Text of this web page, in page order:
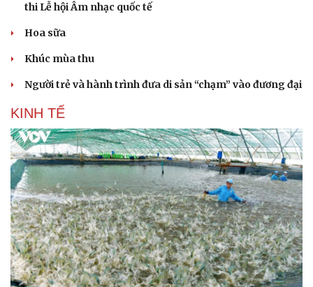
Văn hóa
Sân khấu - Điện ảnh
Văn học
Âm nhạc
Giải trí
Nghệ sĩ
Thời trang
Sao Việt
thi Lễ hội Âm nhạc quốc tế
Hoa sữa
Khúc mùa thu
Người trẻ và hành trình đưa di sản “chạm” vào đương đại
KINH TẾ